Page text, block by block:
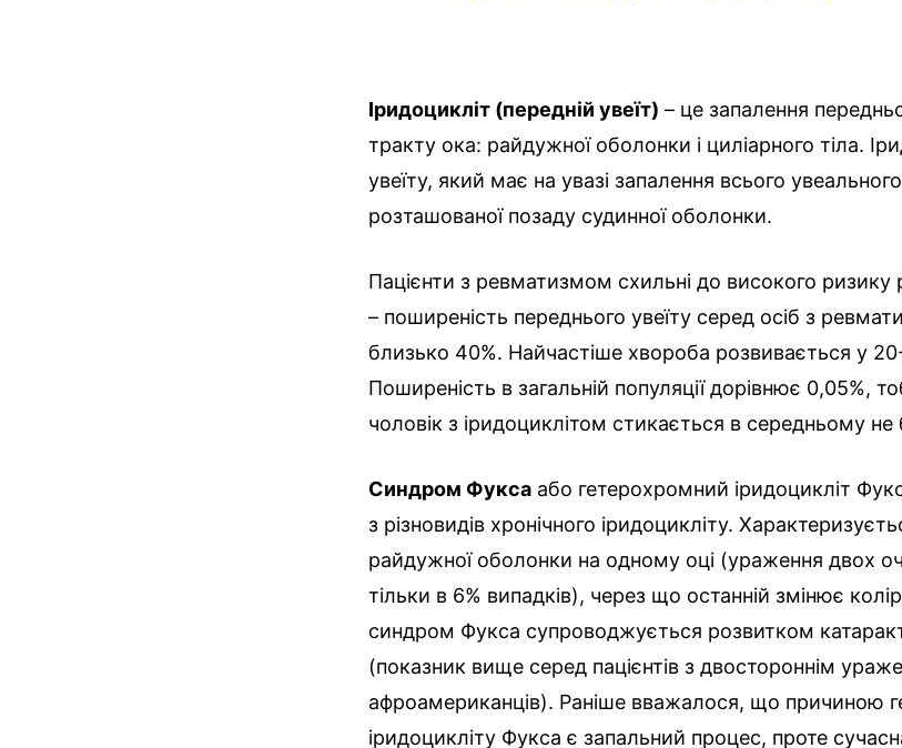
Іридоцикліт (передній увеїт) – це запалення
тракту ока: райдужної оболонки і циліарного тіла.
увеїту, який має на увазі запалення всього
розташованої позаду судинної оболонки.
Пацієнти з ревматизмом схильні до високого ризику
– поширеність переднього увеїту серед осіб з
близько 40%. Найчастіше хвороба розвивається у
Поширеність в загальній популяції дорівнює 0,05%,
чоловік з іридоциклітом стикається в середньому не
Синдром Фукса або гетерохромний іридоцикліт
з різновидів хронічного іридоцикліту.
райдужної оболонки на одному оці (ураження двох
тільки в 6% випадків), через що останній змінює
синдром Фукса супроводжується розвитком
(показник вище серед пацієнтів з двостороннім
афроамериканців). Раніше вважалося, що причиною
іридоцикліту Фукса є запальний процес, проте